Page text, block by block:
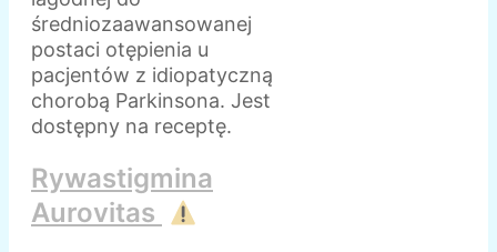
średniozaawansowanej
postaci otępienia u
pacjentów z idiopatyczną
chorobą Parkinsona. Jest
dostępny na receptę.
Rywastigmina
Aurovitas